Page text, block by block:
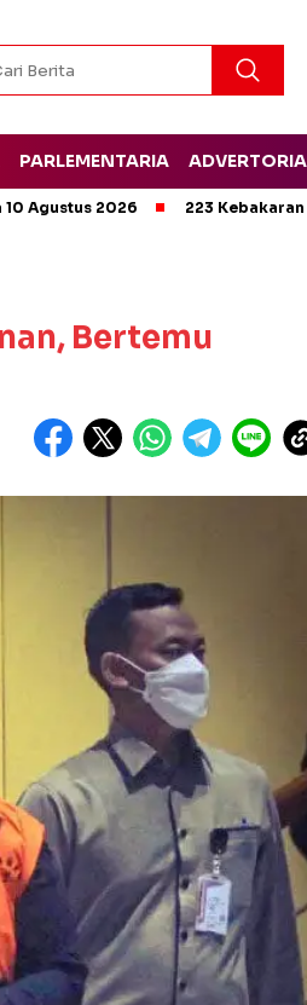
PARLEMENTARIA
10 Agustus 2026 223
Bertemu